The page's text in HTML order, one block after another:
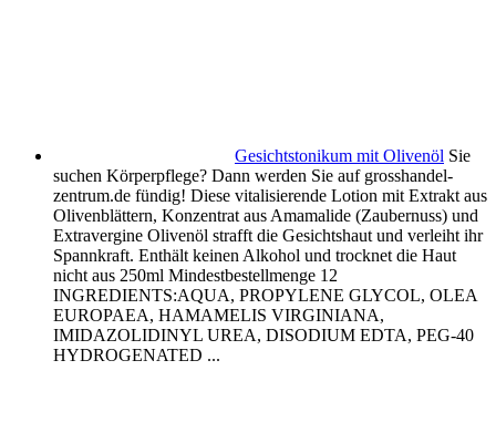
Gesichtstonikum mit Olivenöl Sie
suchen Körperpflege? Dann werden Sie auf grosshandel-
zentrum.de fündig! Diese vitalisierende Lotion mit Extrakt aus
Olivenblättern, Konzentrat aus Amamalide (Zaubernuss) und
Extravergine Olivenöl strafft die Gesichtshaut und verleiht ihr
Spannkraft. Enthält keinen Alkohol und trocknet die Haut
nicht aus 250ml Mindestbestellmenge 12
INGREDIENTS:AQUA, PROPYLENE GLYCOL, OLEA
EUROPAEA, HAMAMELIS VIRGINIANA,
IMIDAZOLIDINYL UREA, DISODIUM EDTA, PEG-40
HYDROGENATED ...